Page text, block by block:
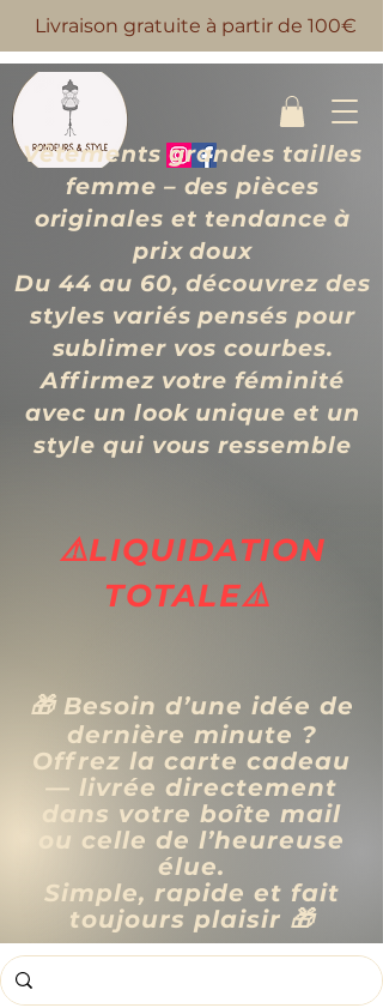
Livraison gratuite à partir de 100€
Vêtements grandes tailles
femme – des pièces
originales et tendance à
prix doux
Du 44 au 60, découvrez des
styles variés pensés pour
sublimer vos courbes.
Affirmez votre féminité
avec un look unique et un
style qui vous ressemble
⚠️LIQUIDATION
TOTALE⚠️
🎁 Besoin d’une idée de
dernière minute ?
Offrez la carte cadeau
— livrée directement
dans votre boîte mail
ou celle de l’heureuse
élue.
Simple, rapide et fait
toujours plaisir 🎁